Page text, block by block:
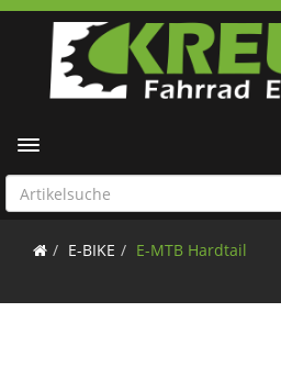
Toggle navigation
E-BIKE E-MTB Hardtail